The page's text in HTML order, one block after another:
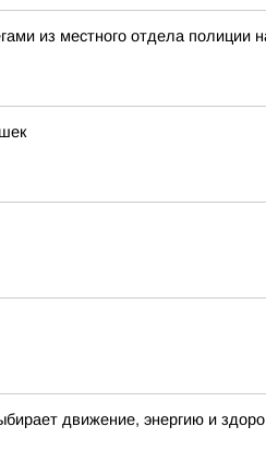
из местного отдела
движение, энергию и